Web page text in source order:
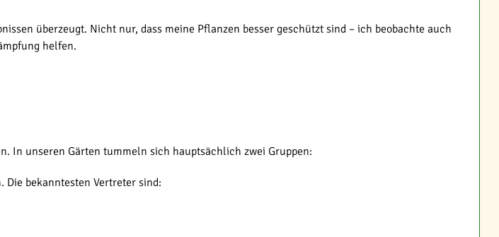
überzeugt. Nicht nur, dass meine Pflanzen besser geschützt sind – ich beobachte auch
helfen.
In unseren Gärten tummeln sich hauptsächlich zwei Gruppen:
Die bekanntesten Vertreter sind: